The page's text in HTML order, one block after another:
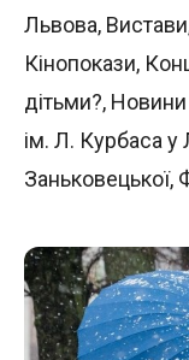
Львова, Вистави
Кінопокази,
дітьми?,
ім. Л. Курбаса у
Заньковецької,